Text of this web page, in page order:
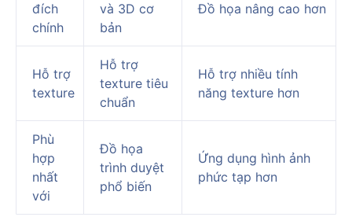
đích
chính
và 3D cơ
bản
Đồ họa nâng cao hơn
Hỗ trợ
texture
Hỗ trợ
texture tiêu
chuẩn
Hỗ trợ nhiều tính
năng texture hơn
Phù
hợp
nhất
với
Đồ họa
trình duyệt
phổ biến
Ứng dụng hình ảnh
phức tạp hơn